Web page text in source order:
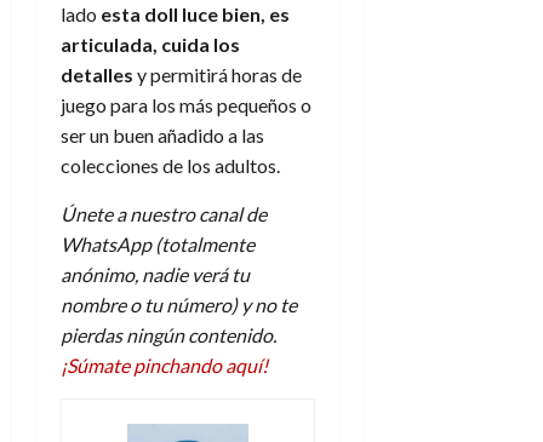
lado esta doll luce bien, es
articulada, cuida los
detalles y permitirá horas de
juego para los más pequeños o
ser un buen añadido a las
colecciones de los adultos.
Únete a nuestro canal de
WhatsApp (totalmente
anónimo, nadie verá tu
nombre o tu número) y no te
pierdas ningún contenido.
¡Súmate pinchando aquí!